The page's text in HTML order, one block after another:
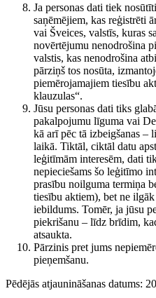
Ja personas dati tiek
saņēmējiem, kas reģistrēti
vai Šveices, valstīs, kuras
novērtējumu nenodrošina
valstis, kas nenodrošina
pārziņš tos nosūta,
piemērojamajiem tiesību
klauzulas“.
Jūsu personas dati tiks
pakalpojumu līguma vai
kā arī pēc tā izbeigšanas –
laikā. Tiktāl, ciktāl datu
leģitīmām interesēm, dati
nepieciešams šo leģitīmo
prasību noilguma termiņa
tiesību aktiem), bet ne
iebildums. Tomēr, ja jūsu
piekrišanu – līdz brīdim,
atsaukta.
Pārzinis pret jums
pieņemšanu.
Pēdējās atjaunināšanas datums: